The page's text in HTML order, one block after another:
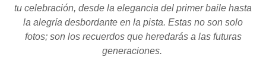
tu celebración, desde la elegancia del primer baile hasta
la alegría desbordante en la pista. Estas no son solo
fotos; son los recuerdos que heredarás a las futuras
generaciones.